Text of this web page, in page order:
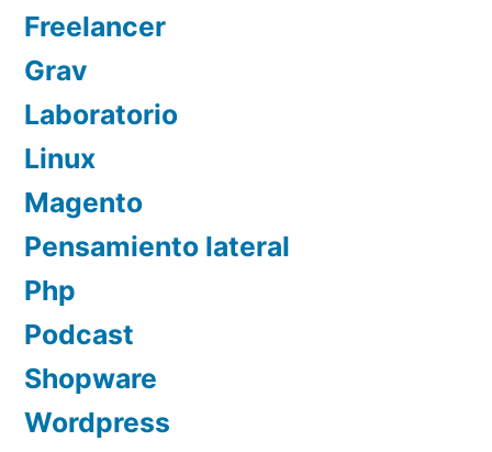
Freelancer
Grav
Laboratorio
Linux
Magento
Pensamiento lateral
Php
Podcast
Shopware
Wordpress